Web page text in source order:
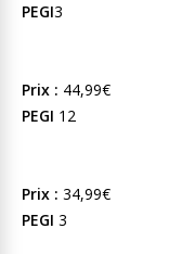
PEGI3
Prix : 44,99€
PEGI 12
Prix : 34,99€
PEGI 3